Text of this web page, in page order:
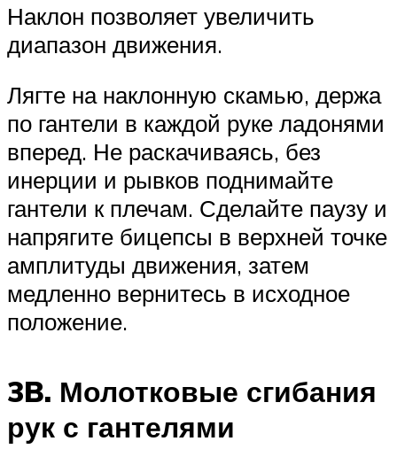
Наклон позволяет увеличить
диапазон движения.
Лягте на наклонную скамью, держа
по гантели в каждой руке ладонями
вперед. Не раскачиваясь, без
инерции и рывков поднимайте
гантели к плечам. Сделайте паузу и
напрягите бицепсы в верхней точке
амплитуды движения, затем
медленно вернитесь в исходное
положение.
3B. Молотковые сгибания
рук с гантелями